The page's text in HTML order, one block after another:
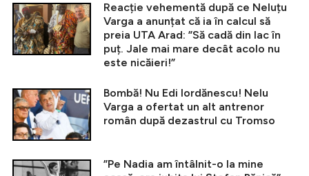
Reacție vehementă după ce Neluțu
Varga a anunțat că ia în calcul să
preia UTA Arad: ”Să cadă din lac în
puț. Jale mai mare decât acolo nu
este nicăieri!”
Bombă! Nu Edi Iordănescu! Nelu
Varga a ofertat un alt antrenor
român după dezastrul cu Tromso
”Pe Nadia am întâlnit-o la mine